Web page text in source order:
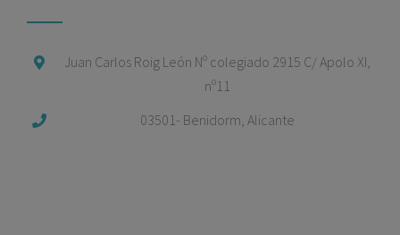
Juan Carlos Roig León Nº colegiado 2915 C/ Apolo XI,
nº11
03501- Benidorm, Alicante